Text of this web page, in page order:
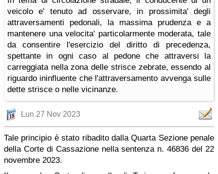
veicolo e' tenuto ad osservare, in prossimita' degli
attraversamenti pedonali, la massima prudenza e a
mantenere una velocita' particolarmente moderata, tale
da consentire l'esercizio del diritto di precedenza,
spettante in ogni caso al pedone che attraversi la
carreggiata nella zona delle strisce zebrate, essendo al
riguardo ininfluente che l'attraversamento avvenga sulle
dette strisce o nelle vicinanze.
Lun 27 Nov 2023
Tale principio è stato ribadito dalla Quarta Sezione penale
della Corte di Cassazione nella sentenza n. 46836 del 22
novembre 2023.